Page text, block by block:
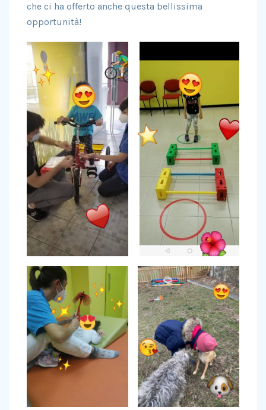
che ci ha offerto anche questa bellissima
opportunità!